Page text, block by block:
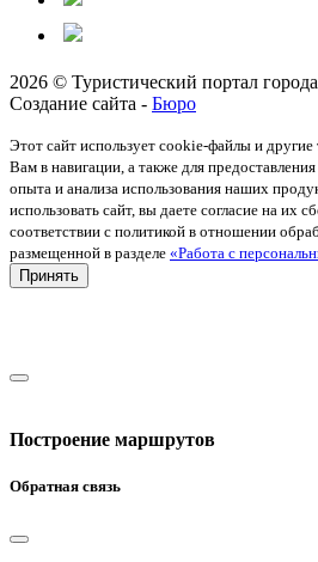
2026 © Туристический портал
Создание сайта - Бюро
Этот сайт использует cookie-файлы и
Вам в навигации, а также для
опыта и анализа использования наших
использовать сайт, вы даете согласие на их
соответствии с политикой в отношении
размещенной в разделе «Работа с
Принять
Построение маршрутов
Обратная связь